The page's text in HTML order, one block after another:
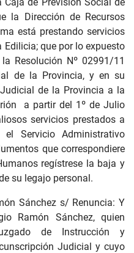
la Dirección de Recursos
está prestando servicios
que por lo expuesto
Resolución Nº 02991/11
de la Provincia, y en su
de la Provincia a la
a partir del 1º de Julio
servicios prestados a
Servicio Administrativo
que correspondiere
regístrese la baja y
su legajo personal.
Sánchez s/ Renuncia: Y
Ramón Sánchez, quien
de Instrucción y
Judicial y cuyo